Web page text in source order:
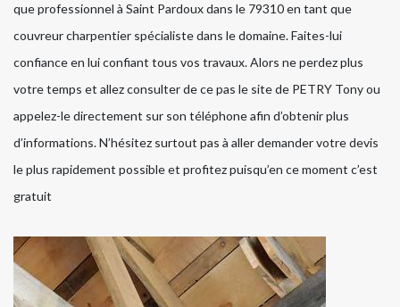
que professionnel à Saint Pardoux dans le 79310 en tant que
couvreur charpentier spécialiste dans le domaine. Faites-lui
confiance en lui confiant tous vos travaux. Alors ne perdez plus
votre temps et allez consulter de ce pas le site de PETRY Tony ou
appelez-le directement sur son téléphone afin d’obtenir plus
d’informations. N’hésitez surtout pas à aller demander votre devis
le plus rapidement possible et profitez puisqu’en ce moment c’est
gratuit